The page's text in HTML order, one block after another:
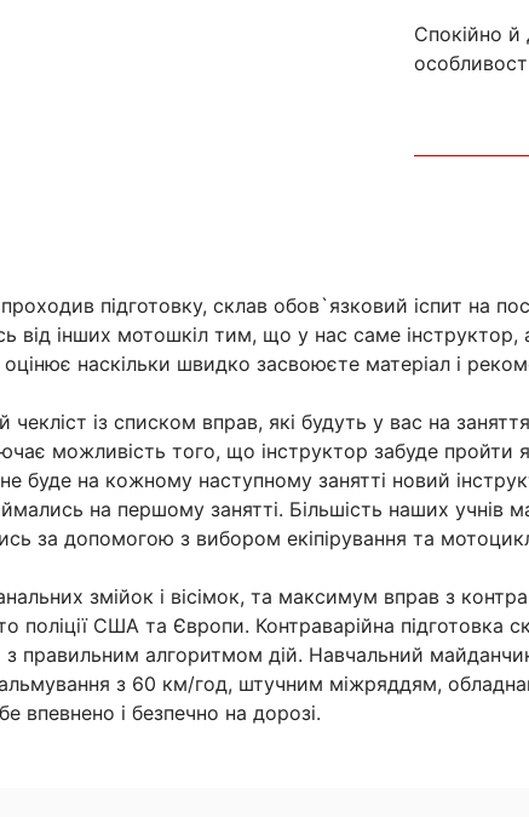
Спокійно й
підготовку, склав обов`язковий іспит на
від інших мотошкіл тим, що у нас саме інструктор,
наскільки швидко засвоюєте матеріал і
чекліст із списком вправ, які будуть у вас на
можливість того, що інструктор забуде пройти
буде на кожному наступному занятті новий
на першому занятті. Більшість наших учнів
за допомогою з вибором екіпірування та
змійок і вісімок, та максимум вправ з
поліції США та Європи. Контраварійна підготовка
правильним алгоритмом дій. Навчальний
з 60 км/год, штучним міжряддям,
впевнено і безпечно на дорозі.